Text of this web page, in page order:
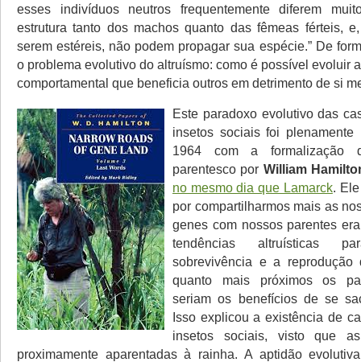
esses indivíduos neutros frequentemente diferem
estrutura tanto dos machos quanto das fêmeas férteis,
serem estéreis, não podem propagar sua espécie.” De
o problema evolutivo do altruísmo: como é possível evoluir
comportamental que beneficia outros em detrimento de si
Este paradoxo evolutivo das
insetos sociais foi plenamente
1964 com a formalização
parentesco por William
no mesmo dia que Lamarck.
por compartilharmos mais as
genes com nossos parentes
tendências altruísticas
sobrevivência e a reprodução
quanto mais próximos os
seriam os benefícios de se
Isso explicou a existência de
insetos sociais, visto que
proximamente aparentadas à rainha. A aptidão